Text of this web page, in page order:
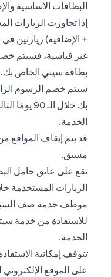
البطاقات الأساسية
إذا تجاوزت الزيارات
+ الإضافية) زيارتين
غير قياسية، فسيتم
بطاقة سيتي الخاص بك.
سيتم خصم الرسوم
بك خلال
الخدمة.
قد يتم إيقاف المواقع
مسبق.
تقع على عاتق حامل
الزيارات المستخدمة
موظف خدمة صف
للاستفادة من خدمة
الخدمة.
تتوقف إمكانية
على الموقع